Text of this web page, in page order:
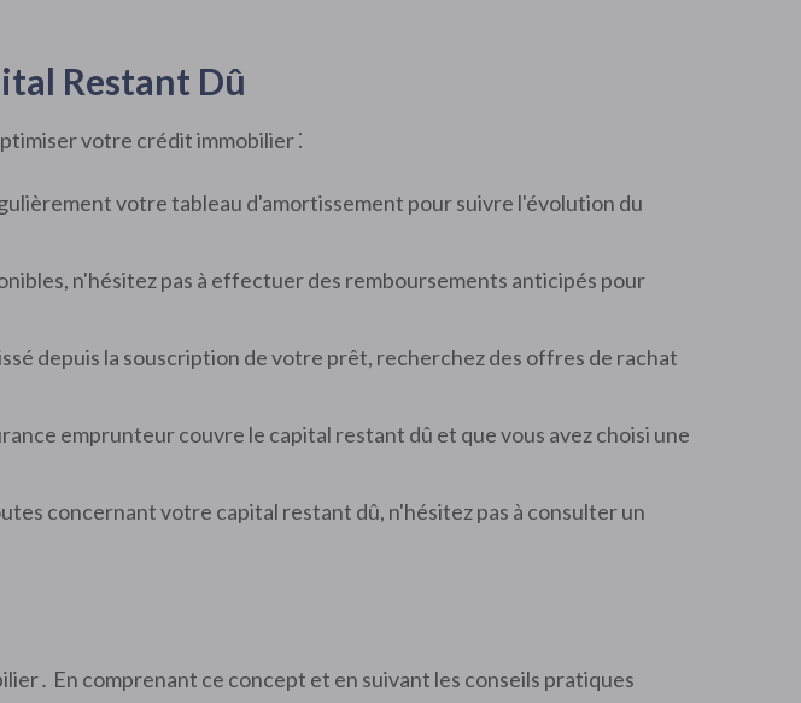
Restant Dû
votre crédit immobilier ⁚
votre tableau d'amortissement pour suivre l'évolution du
n'hésitez pas à effectuer des remboursements anticipés pour
depuis la souscription de votre prêt, recherchez des offres de rachat
emprunteur couvre le capital restant dû et que vous avez choisi une
concernant votre capital restant dû, n'hésitez pas à consulter un
En comprenant ce concept et en suivant les conseils pratiques